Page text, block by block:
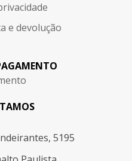
e devolução
5195